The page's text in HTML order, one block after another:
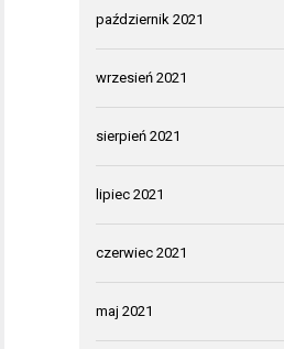
październik 2021
wrzesień 2021
sierpień 2021
lipiec 2021
czerwiec 2021
maj 2021